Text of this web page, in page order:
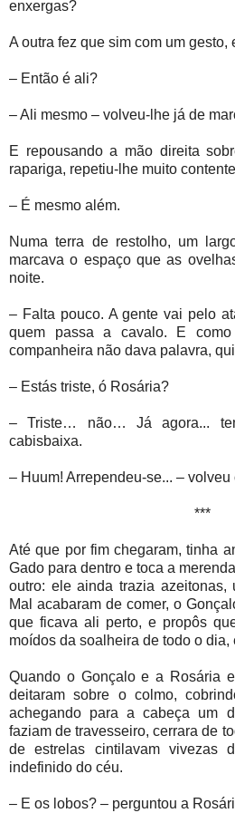
enxergas?
A outra fez que sim com um gesto,
– Então é ali?
– Ali mesmo – volveu-lhe já de
E repousando a mão direita
rapariga, repetiu-lhe muito
– É mesmo além.
Numa terra de restolho, um
marcava o espaço que as
noite.
– Falta pouco. A gente vai pelo
quem passa a cavalo. E
companheira não dava palavra,
– Estás triste, ó Rosária?
– Triste… não… Já agora...
cabisbaixa.
– Huum! Arrependeu-se... – volveu
***
Até que por fim chegaram, tinha
Gado para dentro e toca a
outro: ele ainda trazia azeitonas,
Mal acabaram de comer, o
que ficava ali perto, e propôs
moídos da soalheira de todo o dia,
Quando o Gonçalo e a Rosária
deitaram sobre o colmo,
achegando para a cabeça um
faziam de travesseiro, cerrara de
de estrelas cintilavam vivezas
indefinido do céu.
– E os lobos? – perguntou a